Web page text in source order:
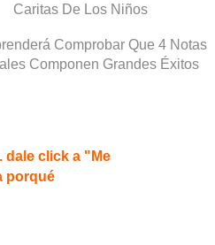
Caritas De Los Niños
Comprobar Que 4 Notas
Componen Grandes Éxitos
dale click a "Me
porqué